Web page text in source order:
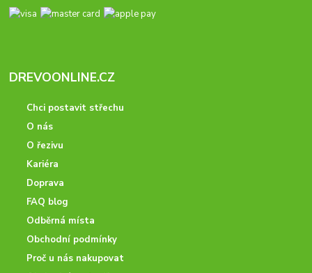
DREVOONLINE.CZ
Chci postavit střechu
O nás
O řezivu
Kariéra
Doprava
FAQ blog
Odběrná místa
Obchodní podmínky
Proč u nás nakupovat